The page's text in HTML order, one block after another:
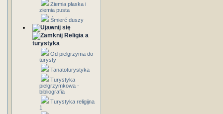
Ziemia płaska i
ziemia pusta
Śmierć duszy
Religia a
turystyka
Od pielgrzyma do
turysty
Tanatoturystyka
Turystyka
pielgrzymkowa -
bibliografia
Turystyka religijna
1